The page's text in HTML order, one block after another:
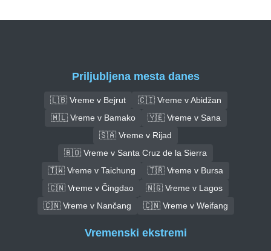
Priljubljena mesta danes
🇱🇧 Vreme v Bejrut
🇨🇮 Vreme v Abidžan
🇲🇱 Vreme v Bamako
🇾🇪 Vreme v Sana
🇸🇦 Vreme v Rijad
🇧🇴 Vreme v Santa Cruz de la Sierra
🇹🇼 Vreme v Taichung
🇹🇷 Vreme v Bursa
🇨🇳 Vreme v Čingdao
🇳🇬 Vreme v Lagos
🇨🇳 Vreme v Nančang
🇨🇳 Vreme v Weifang
Vremenski ekstremi